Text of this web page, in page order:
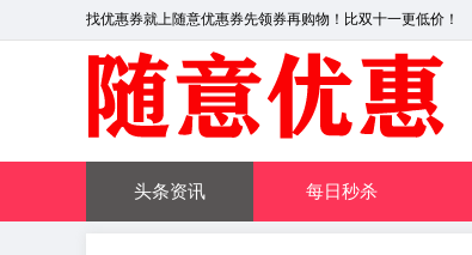
找优惠券就上随意优惠券先领券再购物！比双十一更低价！
头条资讯 每日秒杀